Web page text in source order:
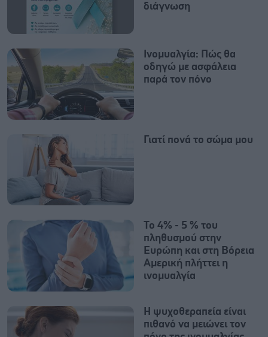
διάγνωση
Ινομυαλγία: Πώς θα
οδηγώ με ασφάλεια
παρά τον πόνο
Γιατί πονά το σώμα μου
Το 4% - 5 % του
πληθυσμού στην
Ευρώπη και στη Βόρεια
Αμερική πλήττει η
ινομυαλγία
Η ψυχοθεραπεία είναι
πιθανό να μειώνει τον